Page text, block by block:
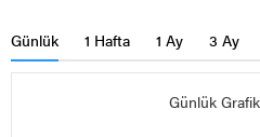
Günlük 1 Hafta 1 Ay 3 Ay
Günlük